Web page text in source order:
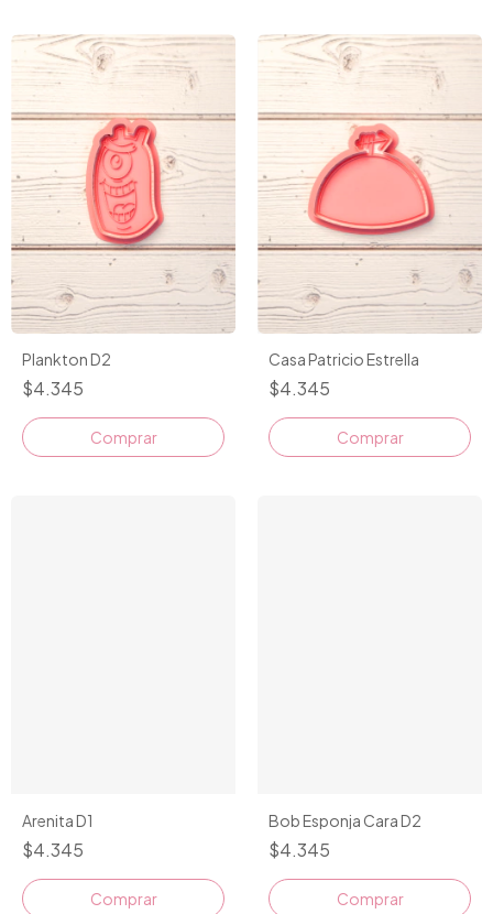
Plankton D2
$4.345
Comprar
Casa Patricio Estrella
$4.345
Comprar
Arenita D1
$4.345
Comprar
Bob Esponja Cara D2
$4.345
Comprar